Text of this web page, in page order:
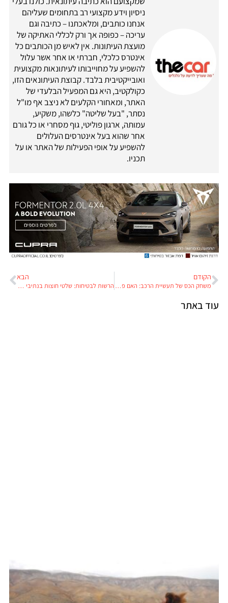
ניסיון וידע מקצועי רב בתחומים שעליהם
אנחנו כותבים, ומלאכתנו – כתיבה וגם
עריכה – כפופה אך ורק לכללי האתיקה של
מועצת העיתונות. אין לאיש מן הכותבים כל
אינטרס כלכלי, חברתי או אחר אשר עלול
להשפיע על מחוייבותו לעיתונאות מקצועית
ואובייקטיבית בלבד. קבוצת העיתונאים הזו,
כקולקטיב, היא גם המפעיל הבלעדי של
האתר, ומאחורי הקלעים לא ניצב אף מו"ל
נסתר, "בעל שליטה" כלשהו, משקיע,
עמותה, ארגון פוליטי, גוף מסחרי או כל גורם
אחר שהוא בעל אינטרסים העלולים
להשפיע על אופי הפעילות של האתר או על
תכניו.
הקודם
משחק הכס של תעשיית הרכב: האם פיאט תכבוש את ג'נרל מוטורס?
הבא
הרשות לבטיחות: שלטי חוצות בנתיבי איילון גורמים לתאונות
עוד באתר